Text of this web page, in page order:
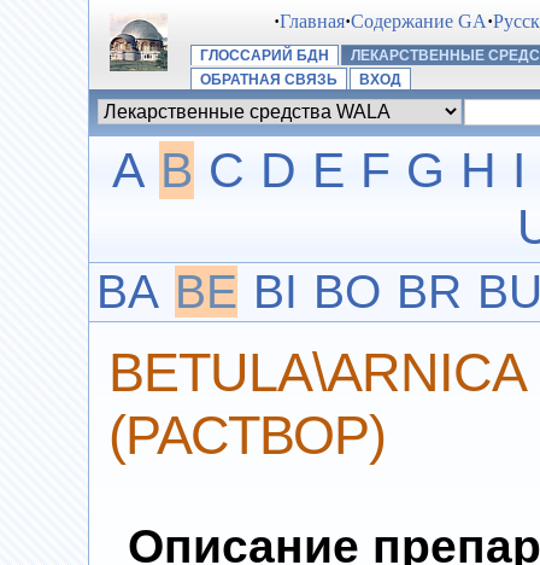
·Главная·Содержание GA·
ГЛОССАРИЙ БДН
ЛЕКАРСТВЕННЫЕ
ОБРАТНАЯ СВЯЗЬ
ВХОД
A B C D E F G H I
BA BE BI BO BR
BETULA\ARNICA
(РАСТВОР)
Описание